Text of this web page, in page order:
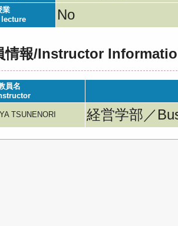
業
lecture
No
情報/Instructor
員名
TSUNENORI 経営学部／